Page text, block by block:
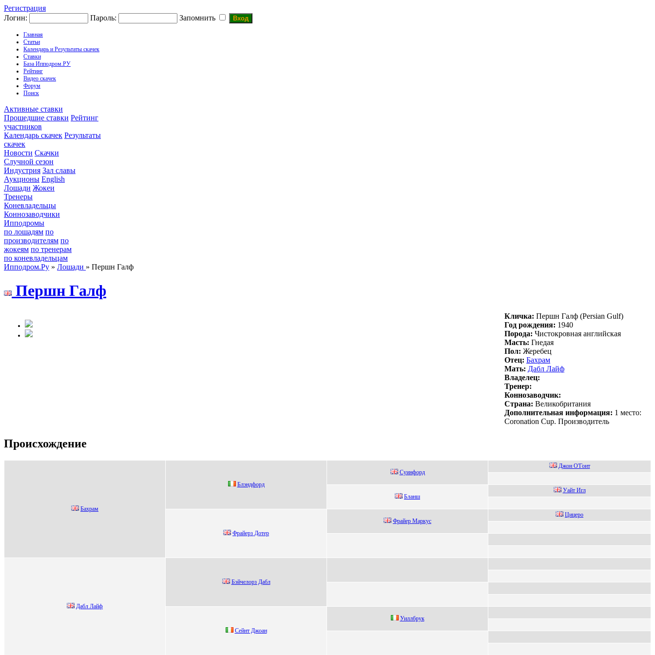
Регистрация
Логин:
Пароль: Запомнить
Главная
Статьи
Календарь и Результаты скачек
Ставки
База Ипподром.РУ
Рейтинг
Видео скачек
Форум
Поиск
Активные ставки
Прошедшие ставки Рейтинг
участников
Календарь скачек Результаты
скачек
Новости Скачки
Случной сезон
Индустрия Зал славы
Аукционы English
Лошади Жокеи
Тренеры
Коневладельцы
Коннозаводчики
Ипподромы
по лошадям по
производителям по
жокеям по тренерам
по коневладельцам
Ипподром.Ру » Лошади » Першн Галф
Першн Гaлф
Кличка: Першн Гaлф (Persian Gulf)
Год рождения: 1940
Порода: Чистокровная английская
Масть: Гнедая
Пол: Жеребец
Отец: Бaхpaм
Мать: Дабл Лайф
Владелец:
Тренер:
Коннозаводчик:
Страна: Великобритания
Дополнительная информация: 1 место:
Coronation Cup. Производитель
Происхождение
Бaхpaм
Блэндфорд
Суинфорд
Джон O'Гонт
Блaнш
Уайт Игл
Фpайepз Дoтep
Фрaйер Maркуc
Цицeро
Дабл Лайф
Бэйчелоpз Дaбл
Сeйнт Джoaн
Уиллбpук